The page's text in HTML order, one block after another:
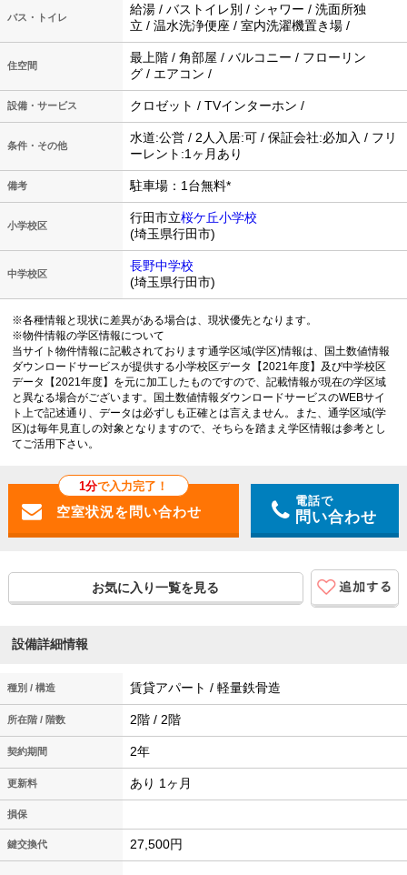
バス・トイレ
給湯 / バストイレ別 / シャワー / 洗面所独
立 / 温水洗浄便座 / 室内洗濯機置き場 /
住空間
最上階 / 角部屋 / バルコニー / フローリン
グ / エアコン /
設備・サービス クロゼット / TVインターホン /
条件・その他
水道:公営 / 2人入居:可 / 保証会社:必加入 / フリ
ーレント:1ヶ月あり
備考 駐車場：1台無料*
小学校区
行田市立桜ケ丘小学校
(埼玉県行田市)
中学校区
長野中学校
(埼玉県行田市)
※各種情報と現状に差異がある場合は、現状優先となります。
※物件情報の学区情報について
当サイト物件情報に記載されております通学区域(学区)情報は、国土数値情報
ダウンロードサービスが提供する小学校区データ【2021年度】及び中学校区
データ【2021年度】を元に加工したものですので、記載情報が現在の学区域
と異なる場合がございます。国土数値情報ダウンロードサービスのWEBサイ
ト上で記述通り、データは必ずしも正確とは言えません。また、通学区域(学
区)は毎年見直しの対象となりますので、そちらを踏まえ学区情報は参考とし
てご活用下さい。
1分で入力完了！
電話で
問い合わせ
お気に入り一覧を見る
設備詳細情報
種別 / 構造 賃貸アパート / 軽量鉄骨造
所在階 / 階数 2階 / 2階
契約期間 2年
更新料 あり 1ヶ月
損保
鍵交換代 27,500円